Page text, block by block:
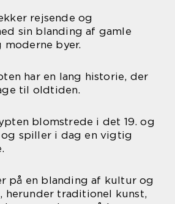
rejsende og
sin blanding af gamle
moderne byer.
har en lang historie, der
til oldtiden.
blomstrede i det 19. og
spiller i dag en vigtig
på en blanding af kultur og
herunder traditionel kunst,